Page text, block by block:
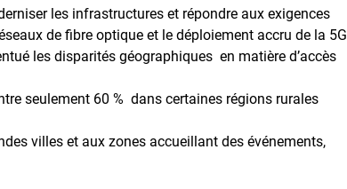
les infrastructures et répondre aux exigences
de fibre optique et le déploiement accru de la 5G
les disparités géographiques en matière d’accès
seulement 60 % dans certaines régions rurales
villes et aux zones accueillant des événements,